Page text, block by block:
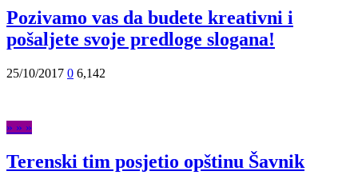
Pozivamo vas da budete kreativni i
pošaljete svoje predloge slogana!
25/10/2017 0 6,142
» » »
Terenski tim posjetio opštinu Šavnik